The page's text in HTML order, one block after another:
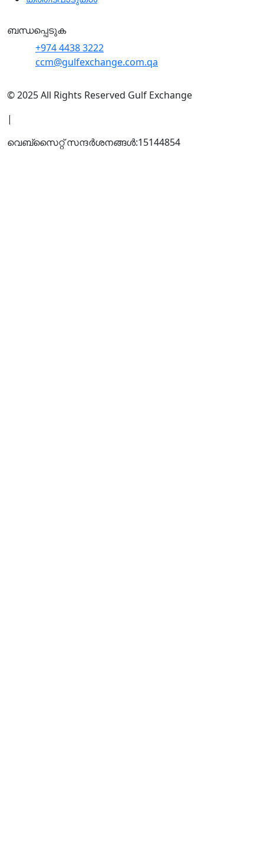
ബന്ധപ്പെടുക
+974 4438 3222
ccm@gulfexchange.com.qa
© 2025 All Rights Reserved Gulf Exchange
|
വെബ്സൈറ്റ് സന്ദര്‍ശനങ്ങള്‍:15144854